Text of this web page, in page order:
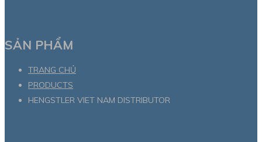
SẢN PHẨM
TRANG CHỦ
PRODUCTS
HENGSTLER VIET NAM DISTRIBUTOR